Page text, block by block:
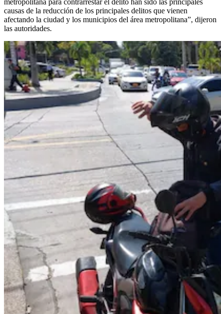
causas de la reducción de los principales delitos que vienen
afectando la ciudad y los municipios del área metropolitana”, dijeron
las autoridades.